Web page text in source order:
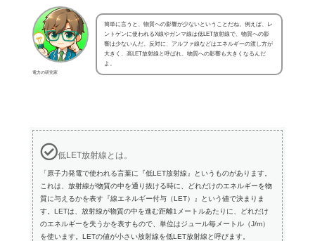
電力の研究家
簡単に言うと、物質への影響が少ないということだね。例えば、レ
ントゲンに使われるX線やガンマ線は低LET放射線で、物質への影
響は少ないんだ。反対に、アルファ線などはエネルギーの渡し方が
大きく、高LET放射線と呼ばれ、物質への影響も大きくなるんだ
よ。
低LET放射線とは。
「原子力発電で使われる言葉に『低LET放射線』というものがあります。
これは、放射線が物質の中を通り抜ける時に、どれだけのエネルギーを物
質に与えるかを表す『線エネルギー付与（LET）』という値で決まりま
す。LETは、放射線が物質の中を進む距離1メートルあたりに、どれだけ
のエネルギーを失うかを表すもので、単位はジュール毎メートル（J/m）
を使います。LETの値が小さい放射線を低LET放射線と呼びます。